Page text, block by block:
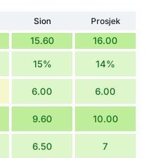
Sion
Prosjek
15.60 16.00
15% 14%
6.00 6.00
9.60 10.00
6.50 7